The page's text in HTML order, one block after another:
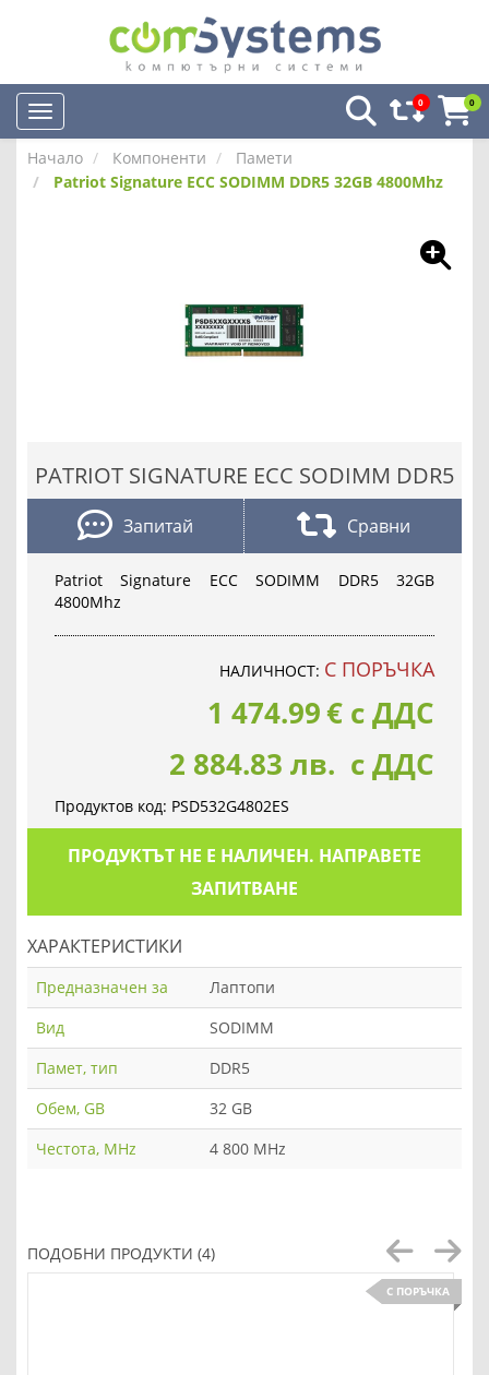
0 0
Начало Компоненти
Памети
Patriot Signature ECC SODIMM DDR5 32GB 4800Mhz
PATRIOT SIGNATURE ECC SODIMM DDR5
Запитай Сравни
Patriot Signature ECC SODIMM DDR5 32GB
4800Mhz
НАЛИЧНОСТ: С ПОРЪЧКА
1 474.99€ с ДДС
2 884.83 лв. с ДДС
Продуктов код: PSD532G4802ES
ПРОДУКТЪТ НЕ Е НАЛИЧЕН. НАПРАВЕТЕ
ЗАПИТВАНЕ
ХАРАКТЕРИСТИКИ
Предназначен за
Лаптопи
Вид
SODIMM
Памет, тип
DDR5
Обем, GB
32 GB
Честота, MHz
4 800 MHz
ПОДОБНИ ПРОДУКТИ (4)
С ПОРЪЧКА